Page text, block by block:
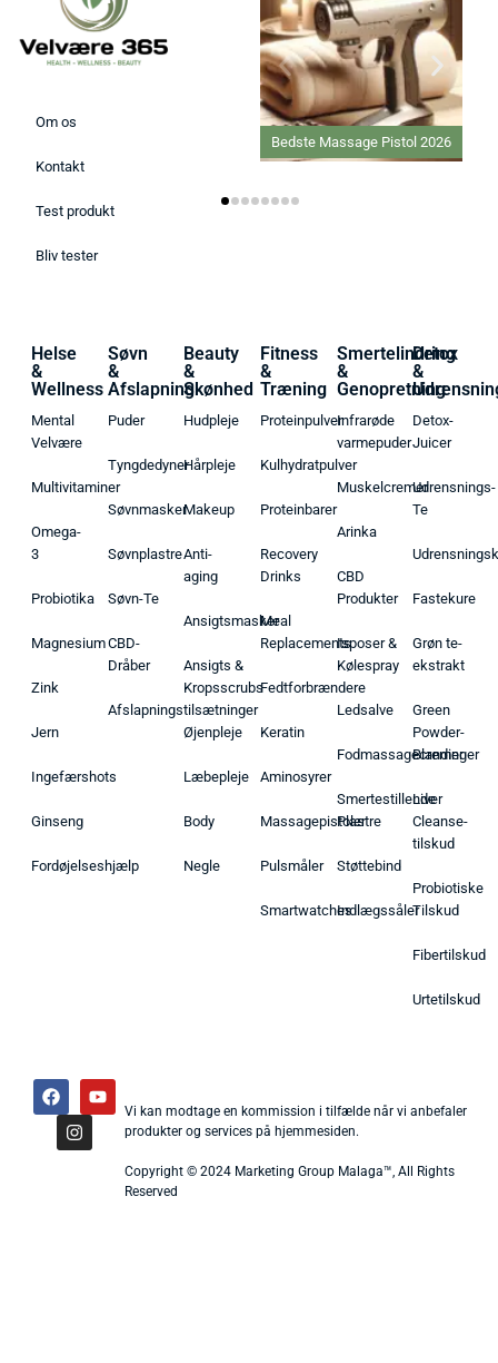
Om os
Kontakt
Test produkt
Bliv tester
Bedste Massage Pistol 2026
Helse
&
Wellness
Mental
Velvære
Multivitaminer
Omega-
3
Probiotika
Magnesium
Zink
Jern
Ingefærshots
Ginseng
Fordøjelseshjælp
Søvn
&
Afslapning
Puder
Tyngdedyner
Søvnmasker
Søvnplastre
Søvn-Te
CBD-
Dråber
Afslapningstilsætninger
Beauty
&
Skønhed
Hudpleje
Hårpleje
Makeup
Anti-
aging
Ansigtsmasker
Ansigts &
Kropsscrubs
Øjenpleje
Læbepleje
Body
Negle
Fitness
&
Træning
Proteinpulver
Kulhydratpulver
Proteinbarer
Recovery
Drinks
Meal
Replacements
Fedtforbrændere
Keratin
Aminosyrer
Massagepistoler
Pulsmåler
Smartwatches
Smertelindring
&
Genopretning
Infrarøde
varmepuder
Muskelcremer
Arinka
CBD
Produkter
Isposer &
Kølespray
Ledsalve
Fodmassagecremer
Smertestillende
Plastre
Støttebind
Indlægssåler
Detox
&
Detox-
Juicer
Udrensnings-
Te
Fastekure
Grøn te-
ekstrakt
Green
Powder-
Blandinger
Liver
Cleanse-
tilskud
Probiotiske
Tilskud
Fibertilskud
Urtetilskud
Vi kan modtage en kommission i tilfælde når vi anbefaler
produkter og services på hjemmesiden.
Copyright © 2024 Marketing Group Malaga™, All Rights
Reserved